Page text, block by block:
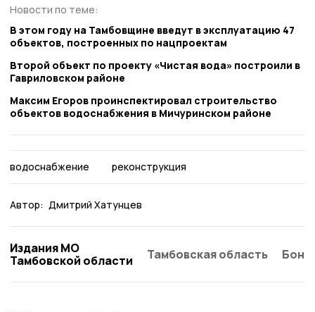
Новости по теме:
В этом году на Тамбовщине введут в эксплуатацию 47
объектов, построенных по нацпроектам
Второй объект по проекту «Чистая вода» построили в
Гавриловском районе
Максим Егоров проинспектировал строительство
объектов водоснабжения в Мичуринском районе
водоснабжение реконструкция
Автор: Дмитрий Хатунцев
Издания МО
Тамбовской области
Тамбовская область